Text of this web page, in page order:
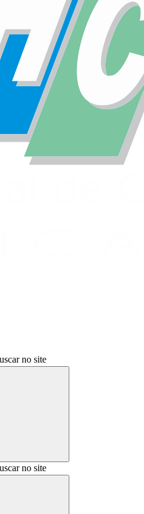
no site
no site